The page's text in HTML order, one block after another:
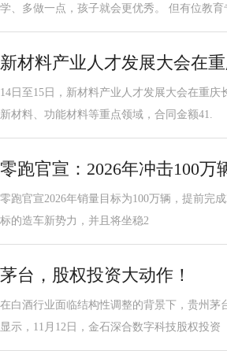
学、多做一点，孩子就会更优秀。 但有位教育
新材料产业人才发展大会在
14日至15日，新材料产业人才发展大会在重
新材料、功能材料等重点领域，合同金额41.
零跑官宣：2026年冲击100万
零跑官宣2026年销量目标为100万辆，提前完
标的造车新势力，并且将坐稳2
茅台，股权投资大动作！
在白酒行业面临结构性调整的背景下，贵州
显示，11月12日，金石深合数字科技股权投资